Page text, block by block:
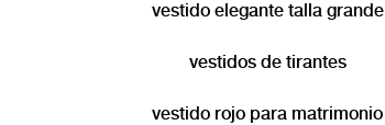
vestido elegante talla grande
vestidos de tirantes
vestido rojo para matrimonio